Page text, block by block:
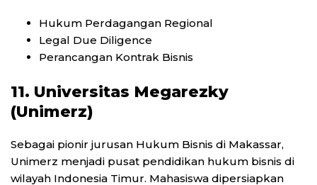
Hukum Perdagangan Regional
Legal Due Diligence
Perancangan Kontrak Bisnis
11. Universitas Megarezky
(Unimerz)
Sebagai pionir jurusan Hukum Bisnis di Makassar,
Unimerz menjadi pusat pendidikan hukum bisnis di
wilayah Indonesia Timur. Mahasiswa dipersiapkan